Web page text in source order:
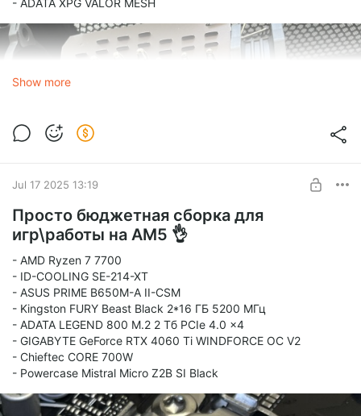
- ADATA XPG VALOR MESH
Show more
Jul 17 2025 13:19
Просто бюджетная сборка для
игр\работы на AM5 👌
- AMD Ryzen 7 7700
- ID-COOLING SE-214-XT
- ASUS PRIME B650M-A II-CSM
- Kingston FURY Beast Black 2*16 ГБ 5200 МГц
- ADATA LEGEND 800 M.2 2 Тб PCIe 4.0 x4
- GIGABYTE GeForce RTX 4060 Ti WINDFORCE OC V2
- Chieftec CORE 700W
- Powercase Mistral Micro Z2B SI Black